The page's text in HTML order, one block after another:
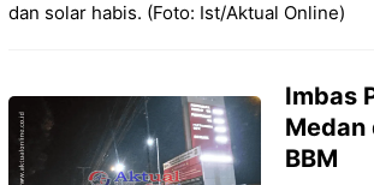
dan solar habis. (Foto: Ist/Aktual Online)
‎Imbas
Medan
BBM